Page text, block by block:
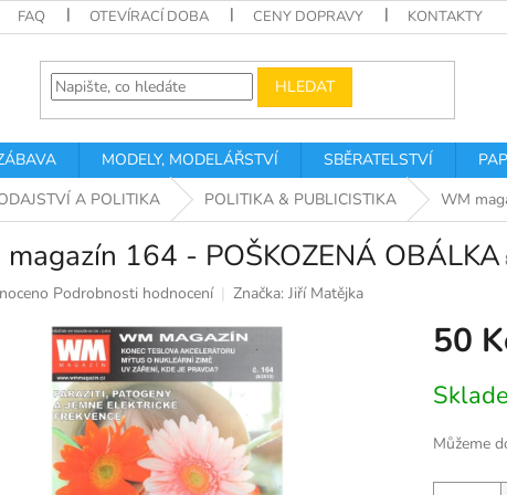
FAQ OTEVÍRACÍ DOBA CENY DOPRAVY KONTAKTY
HLEDAT
MODELY, MODELÁŘSTVÍ SBĚRATELSTVÍ
A POLITIKA POLITIKA & PUBLICISTIKA WM
164 - POŠKOZENÁ OBÁLKA
Podrobnosti hodnocení Značka: Jiří Matějka
50
cena:
Můžeme